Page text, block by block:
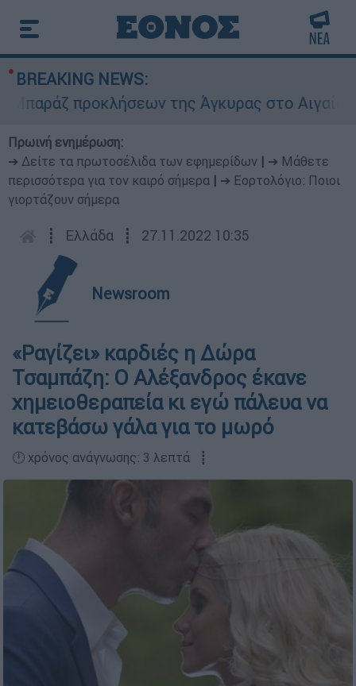
BREAKING NEWS:
προκλήσεων της Άγκυρας στο Αιγαίο:
Πρωινή ενημέρωση:
➔ Δείτε τα πρωτοσέλιδα των εφημερίδων
➔ Μάθετε
περισσότερα για τον καιρό σήμερα
➔ Εορτολόγιο: Ποιοι
γιορτάζουν σήμερα
┋ Ελλάδα ┋ 27.11.2022 10:35
Newsroom
«Ραγίζει» καρδιές η Δώρα
Τσαμπάζη: Ο Αλέξανδρος έκανε
χημειοθεραπεία κι εγώ πάλευα να
κατεβάσω γάλα για το μωρό
🕛 χρόνος ανάγνωσης: 3 λεπτά ┋